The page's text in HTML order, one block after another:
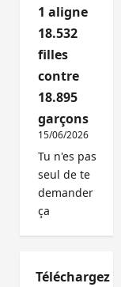
1 aligne
18.532
filles
contre
18.895
garçons
15/06/2026
Tu n'es pas
seul de te
demander
ça
Téléchargez